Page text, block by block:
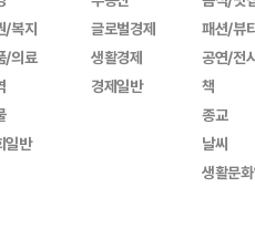
/복지
/의료
일반
글로벌경제
생활경제
경제일반
패션/뷰
공연/전
책
종교
날씨
생활문